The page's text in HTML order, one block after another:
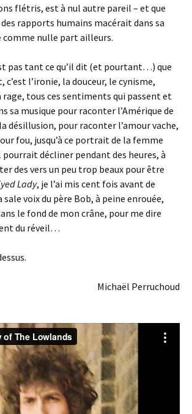
flétris, est à nul autre pareil – et que
rapports humains macérait dans sa
comme nulle part ailleurs.
pas tant ce qu’il dit (et pourtant…) que
l’ironie, la douceur, le cynisme,
tous ces sentiments qui passent et
sa musique pour raconter l’Amérique de
désillusion, pour raconter l’amour vache,
fou, jusqu’à ce portrait de la femme
pourrait décliner pendant des heures, à
des vers un peu trop beaux pour être
Lady, je l’ai mis cent fois avant de
sale voix du père Bob, à peine enrouée,
le fond de mon crâne, pour me dire
du réveil…
Michaël Perruchoud